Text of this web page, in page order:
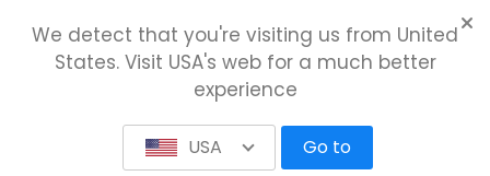
We detect that you're visiting us from United
States. Visit USA's web for a much better
experience
USA Go to